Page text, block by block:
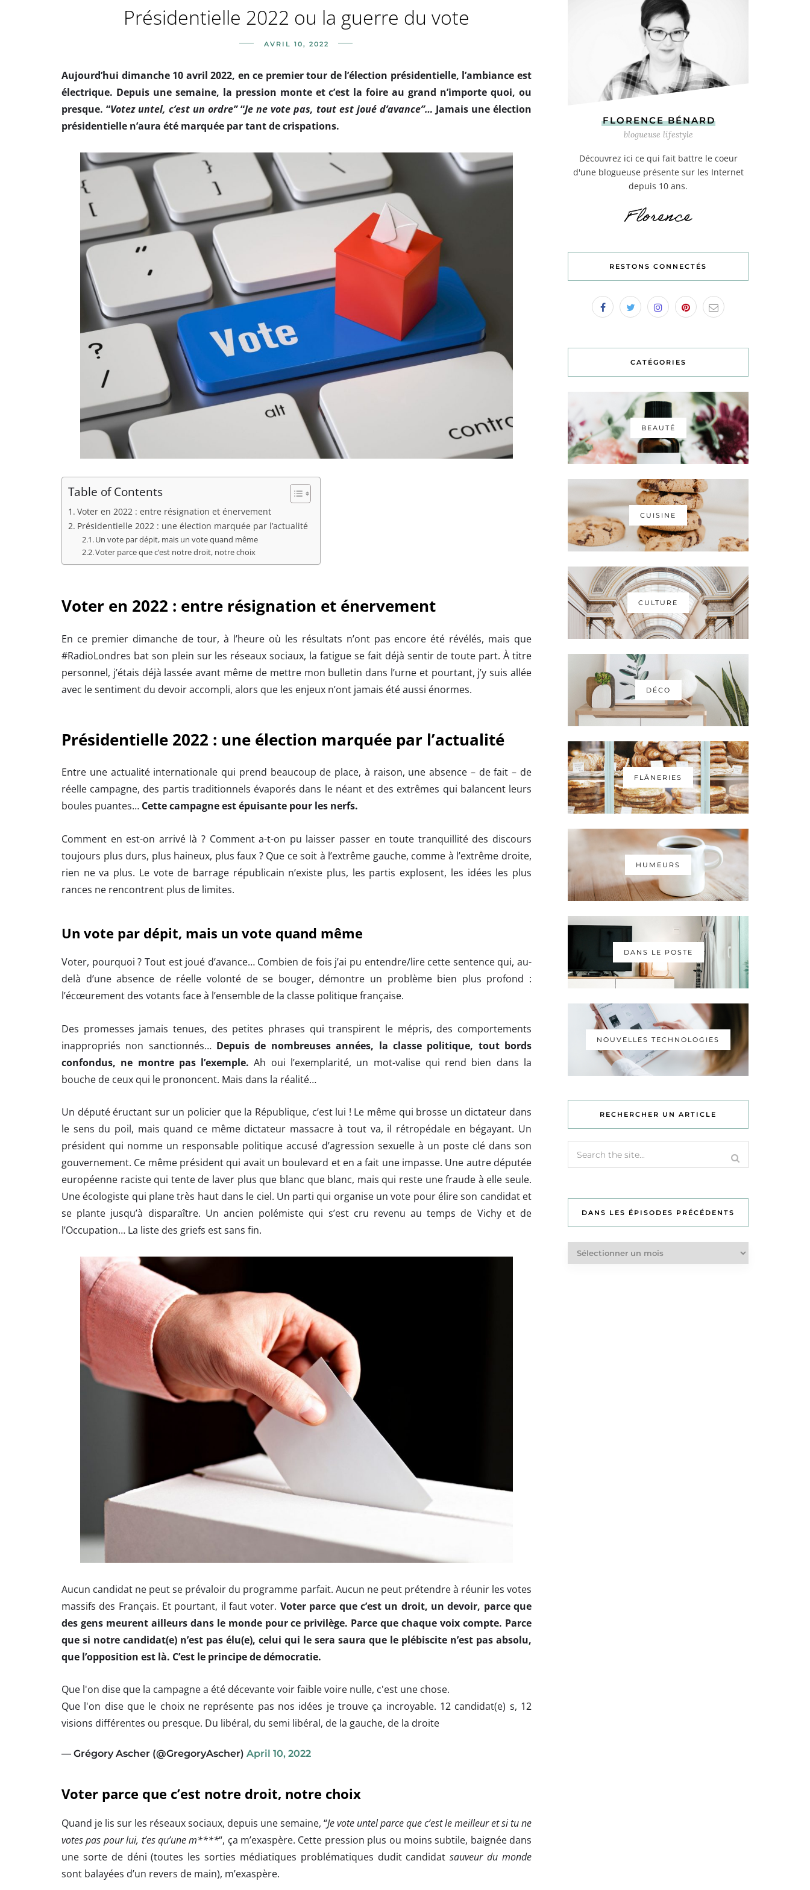
Présidentielle 2022 ou la guerre du vote
AVRIL 10, 2022
Aujourd’hui dimanche 10 avril 2022, en ce premier tour de l’élection présidentielle, l’ambiance est
électrique. Depuis une semaine, la pression monte et c’est la foire au grand n’importe quoi, ou
presque. “Votez untel, c’est un ordre”“Je ne vote pas, tout est joué d’avance”… Jamais une élection
présidentielle n’aura été marquée par tant de crispations.
Table of Contents
Voter en 2022 : entre résignation et énervement
Présidentielle 2022 : une élection marquée par l’actualité
Un vote par dépit, mais un vote quand même
Voter parce que c’est notre droit, notre choix
Voter en 2022 : entre résignation et énervement
En ce premier dimanche de tour, à l’heure où les résultats n’ont pas encore été révélés, mais que
#RadioLondres bat son plein sur les réseaux sociaux, la fatigue se fait déjà sentir de toute part. À titre
personnel, j’étais déjà lassée avant même de mettre mon bulletin dans l’urne et pourtant, j’y suis allée
avec le sentiment du devoir accompli, alors que les enjeux n’ont jamais été aussi énormes.
Présidentielle 2022 : une élection marquée par l’actualité
Entre une actualité internationale qui prend beaucoup de place, à raison, une absence – de fait – de
réelle campagne, des partis traditionnels évaporés dans le néant et des extrêmes qui balancent leurs
boules puantes… Cette campagne est épuisante pour les nerfs.
Comment en est-on arrivé là ? Comment a-t-on pu laisser passer en toute tranquillité des discours
toujours plus durs, plus haineux, plus faux ? Que ce soit à l’extrême gauche, comme à l’extrême droite,
rien ne va plus. Le vote de barrage républicain n’existe plus, les partis explosent, les idées les plus
rances ne rencontrent plus de limites.
Un vote par dépit, mais un vote quand même
Voter, pourquoi ? Tout est joué d’avance… Combien de fois j’ai pu entendre/lire cette sentence qui, au-
delà d’une absence de réelle volonté de se bouger, démontre un problème bien plus profond :
l’écœurement des votants face à l’ensemble de la classe politique française.
Des promesses jamais tenues, des petites phrases qui transpirent le mépris, des comportements
inappropriés non sanctionnés… Depuis de nombreuses années, la classe politique, tout bords
confondus, ne montre pas l’exemple. Ah oui l’exemplarité, un mot-valise qui rend bien dans la
bouche de ceux qui le prononcent. Mais dans la réalité…
Un député éructant sur un policier que la République, c’est lui ! Le même qui brosse un dictateur dans
le sens du poil, mais quand ce même dictateur massacre à tout va, il rétropédale en bégayant. Un
président qui nomme un responsable politique accusé d’agression sexuelle à un poste clé dans son
gouvernement. Ce même président qui avait un boulevard et en a fait une impasse. Une autre députée
européenne raciste qui tente de laver plus que blanc que blanc, mais qui reste une fraude à elle seule.
Une écologiste qui plane très haut dans le ciel. Un parti qui organise un vote pour élire son candidat et
se plante jusqu’à disparaître. Un ancien polémiste qui s’est cru revenu au temps de Vichy et de
l’Occupation… La liste des griefs est sans fin.
Aucun candidat ne peut se prévaloir du programme parfait. Aucun ne peut prétendre à réunir les votes
massifs des Français. Et pourtant, il faut voter. Voter parce que c’est un droit, un devoir, parce que
des gens meurent ailleurs dans le monde pour ce privilège. Parce que chaque voix compte. Parce
que si notre candidat(e) n’est pas élu(e), celui qui le sera saura que le plébiscite n’est pas absolu,
que l’opposition est là. C’est le principe de démocratie.
Que l'on dise que la campagne a été décevante voir faible voire nulle, c'est une chose.
Que l'on dise que le choix ne représente pas nos idées je trouve ça incroyable. 12 candidat(e) s, 12
visions différentes ou presque. Du libéral, du semi libéral, de la gauche, de la droite
— Grégory Ascher (@GregoryAscher) April 10, 2022
Voter parce que c’est notre droit, notre choix
Quand je lis sur les réseaux sociaux, depuis une semaine, “Je vote untel parce que c’est le meilleur et si tu ne
votes pas pour lui, t’es qu’une m****“, ça m’exaspère. Cette pression plus ou moins subtile, baignée dans
une sorte de déni (toutes les sorties médiatiques problématiques dudit candidatsauveur du monde
sont balayées d’un revers de main), m’exaspère.
FLORENCE BÉNARD
blogueuse lifestyle
Découvrez ici ce qui fait battre le coeur
d'une blogueuse présente sur les Internet
depuis 10 ans.
RESTONS CONNECTÉS
CATÉGORIES
BEAUTÉ
CUISINE
CULTURE
DÉCO
FLÂNERIES
HUMEURS
DANS LE POSTE
NOUVELLES TECHNOLOGIES
RECHERCHER UN ARTICLE
DANS LES ÉPISODES PRÉCÉDENTS
Dans
les